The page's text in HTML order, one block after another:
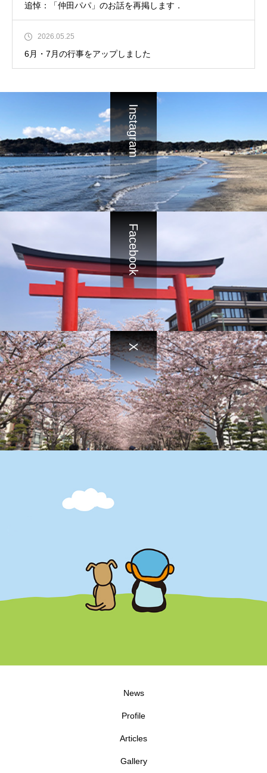
追悼：「仲田パパ」のお話を再掲します．
2026.05.25
6月・7月の行事をアップしました
Instagram
Facebook
X
News
Profile
Articles
Gallery